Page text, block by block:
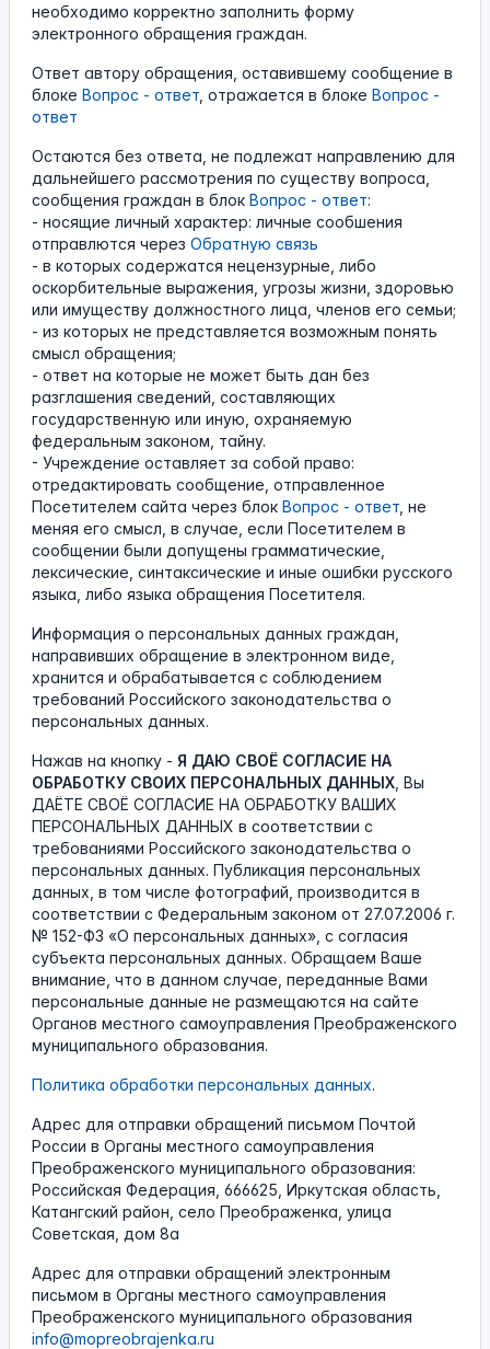
необходимо корректно заполнить форму
электронного обращения граждан.
Ответ автору обращения, оставившему сообщение в
блоке Вопрос - ответ , отражается в блоке Вопрос -
ответ
Остаются без ответа, не подлежат направлению для
дальнейшего рассмотрения по существу вопроса,
сообщения граждан в блок Вопрос - ответ:
- носящие личный характер: личные сообшения
отправлются через Обратную связь
- в которых содержатся нецензурные, либо
оскорбительные выражения, угрозы жизни, здоровью
или имуществу должностного лица, членов его семьи;
- из которых не представляется возможным понять
смысл обращения;
- ответ на которые не может быть дан без
разглашения сведений, составляющих
государственную или иную, охраняемую
федеральным законом, тайну.
- Учреждение оставляет за собой право:
отредактировать сообщение, отправленное
Посетителем сайта через блок Вопрос - ответ , не
меняя его смысл, в случае, если Посетителем в
сообщении были допущены грамматические,
лексические, синтаксические и иные ошибки русского
языка, либо языка обращения Посетителя.
Информация о персональных данных граждан,
направивших обращение в электронном виде,
хранится и обрабатывается с соблюдением
требований Российского законодательства о
персональных данных.
Нажав на кнопку - Я ДАЮ СВОЁ СОГЛАСИЕ НА
ОБРАБОТКУ СВОИХ ПЕРСОНАЛЬНЫХ ДАННЫХ , Вы
ДАЁТЕ СВОЁ СОГЛАСИЕ НА ОБРАБОТКУ ВАШИХ
ПЕРСОНАЛЬНЫХ ДАННЫХ в соответствии с
требованиями Российского законодательства о
персональных данных. Публикация персональных
данных, в том числе фотографий, производится в
соответствии с Федеральным законом от 27.07.2006 г.
№ 152-ФЗ «О персональных данных», с согласия
субъекта персональных данных. Обращаем Ваше
внимание, что в данном случае, переданные Вами
персональные данные не размещаются на сайте
Органов местного самоуправления Преображенского
муниципального образования.
Политика обработки персональных данных.
Адрес для отправки обращений письмом Почтой
России в Органы местного самоуправления
Преображенского муниципального образования:
Российская Федерация, 666625, Иркутская область,
Катангский район, село Преображенка, улица
Советская, дом 8а
Адрес для отправки обращений электронным
письмом в Органы местного самоуправления
Преображенского муниципального образования
info@mopreobrajenka.ru